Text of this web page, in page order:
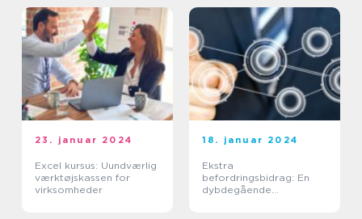
23. januar 2024
Excel kursus: Uundværlig
værktøjskassen for
virksomheder
18. januar 2024
Ekstra
befordringsbidrag: En
dybdegående